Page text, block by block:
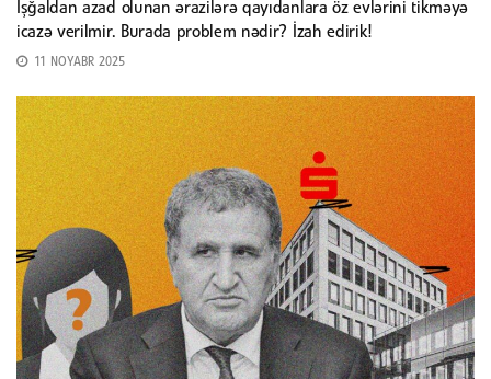
İşğaldan azad olunan ərazilərə qayıdanlara öz evlərini tikməyə
icazə verilmir. Burada problem nədir? İzah edirik!
11 NOYABR 2025